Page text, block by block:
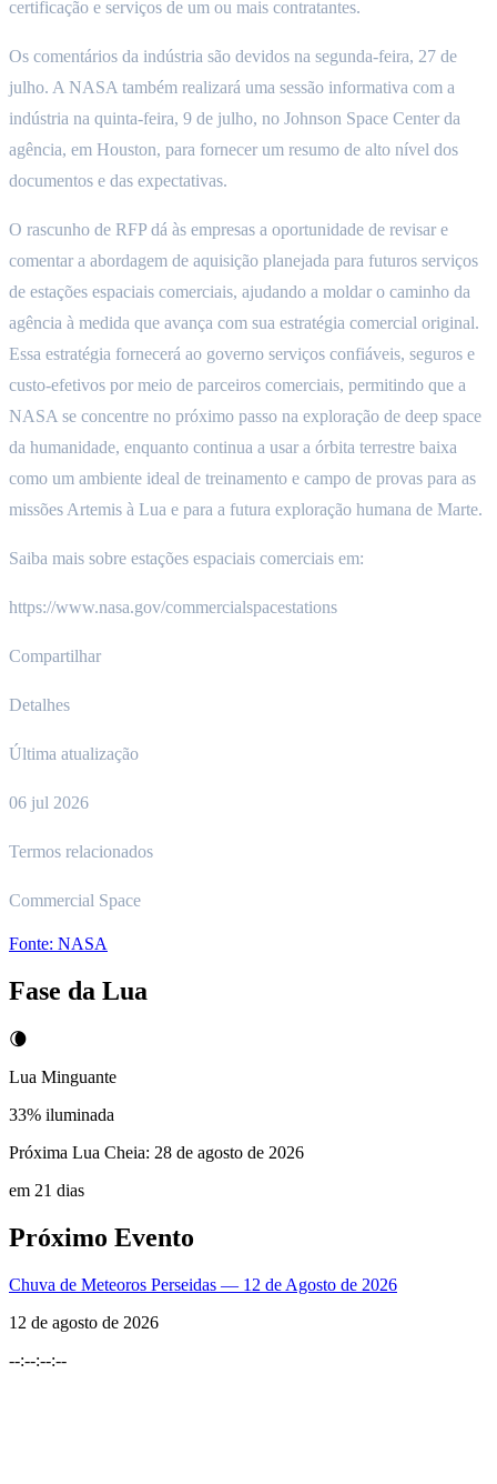
certificação e serviços de um ou mais contratantes.
Os comentários da indústria são devidos na segunda-feira, 27 de
julho. A NASA também realizará uma sessão informativa com a
indústria na quinta-feira, 9 de julho, no Johnson Space Center da
agência, em Houston, para fornecer um resumo de alto nível dos
documentos e das expectativas.
O rascunho de RFP dá às empresas a oportunidade de revisar e
comentar a abordagem de aquisição planejada para futuros serviços
de estações espaciais comerciais, ajudando a moldar o caminho da
agência à medida que avança com sua estratégia comercial original.
Essa estratégia fornecerá ao governo serviços confiáveis, seguros e
custo-efetivos por meio de parceiros comerciais, permitindo que a
NASA se concentre no próximo passo na exploração de deep space
da humanidade, enquanto continua a usar a órbita terrestre baixa
como um ambiente ideal de treinamento e campo de provas para as
missões Artemis à Lua e para a futura exploração humana de Marte.
Saiba mais sobre estações espaciais comerciais em:
https://www.nasa.gov/commercialspacestations
Compartilhar
Detalhes
Última atualização
06 jul 2026
Termos relacionados
Commercial Space
Fonte: NASA
Fase da Lua
🌘
Lua Minguante
33% iluminada
Próxima Lua Cheia: 28 de agosto de 2026
em 21 dias
Próximo Evento
Chuva de Meteoros Perseidas — 12 de Agosto de 2026
12 de agosto de 2026
--:--:--:--